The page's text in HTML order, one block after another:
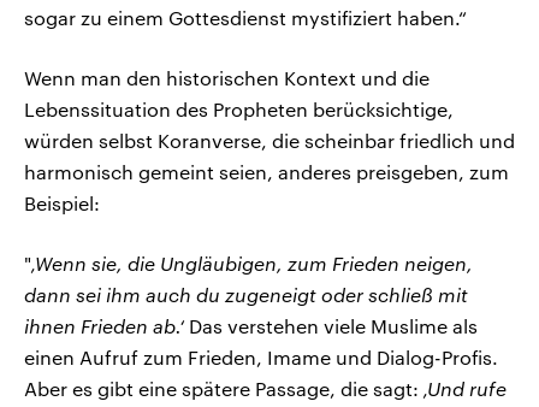
sogar zu einem Gottesdienst mystifiziert haben.“
Wenn man den historischen Kontext und die
Lebenssituation des Propheten berücksichtige,
würden selbst Koranverse, die scheinbar friedlich und
harmonisch gemeint seien, anderes preisgeben, zum
Beispiel:
"‚Wenn sie, die Ungläubigen, zum Frieden neigen,
dann sei ihm auch du zugeneigt oder schließ mit
ihnen Frieden ab.‘ Das verstehen viele Muslime als
einen Aufruf zum Frieden, Imame und Dialog-Profis.
Aber es gibt eine spätere Passage, die sagt: ‚Und rufe